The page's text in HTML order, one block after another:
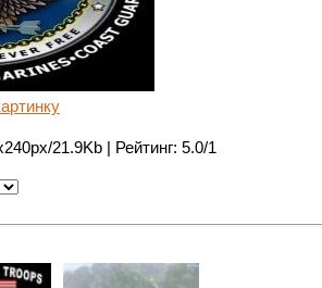
21.9Kb | Рейтинг: 5.0/1